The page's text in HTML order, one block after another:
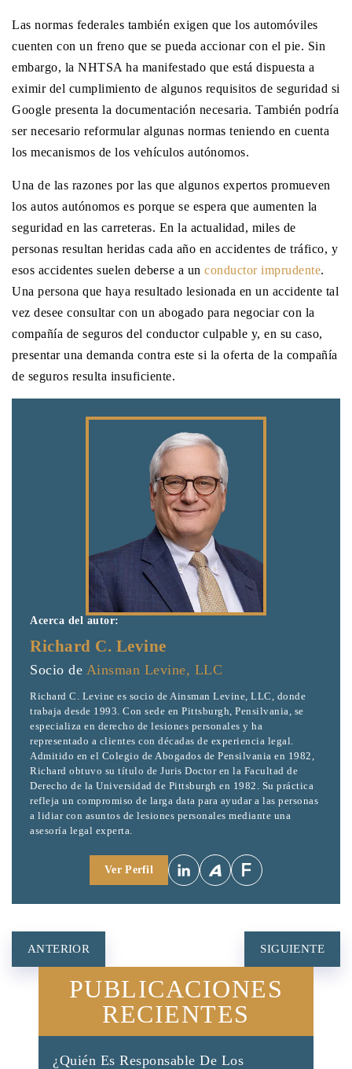
Las normas federales también exigen que los automóviles
cuenten con un freno que se pueda accionar con el pie. Sin
embargo, la NHTSA ha manifestado que está dispuesta a
eximir del cumplimiento de algunos requisitos de seguridad si
Google presenta la documentación necesaria. También podría
ser necesario reformular algunas normas teniendo en cuenta
los mecanismos de los vehículos autónomos.
Una de las razones por las que algunos expertos promueven
los autos autónomos es porque se espera que aumenten la
seguridad en las carreteras. En la actualidad, miles de
personas resultan heridas cada año en accidentes de tráfico, y
esos accidentes suelen deberse a un conductor imprudente.
Una persona que haya resultado lesionada en un accidente tal
vez desee consultar con un abogado para negociar con la
compañía de seguros del conductor culpable y, en su caso,
presentar una demanda contra este si la oferta de la compañía
de seguros resulta insuficiente.
Acerca del autor:
Richard C. Levine
Socio de Ainsman Levine, LLC
Richard C. Levine es socio de Ainsman Levine, LLC, donde
trabaja desde 1993. Con sede en Pittsburgh, Pensilvania, se
especializa en derecho de lesiones personales y ha
representado a clientes con décadas de experiencia legal.
Admitido en el Colegio de Abogados de Pensilvania en 1982,
Richard obtuvo su título de Juris Doctor en la Facultad de
Derecho de la Universidad de Pittsburgh en 1982. Su práctica
refleja un compromiso de larga data para ayudar a las personas
a lidiar con asuntos de lesiones personales mediante una
asesoría legal experta.
Ver Perfil
NAVEGACIÓN
DE
ENTRADAS
ANTERIOR SIGUIENTE
PUBLICACIONES
RECIENTES
¿Quién Es Responsable De Los